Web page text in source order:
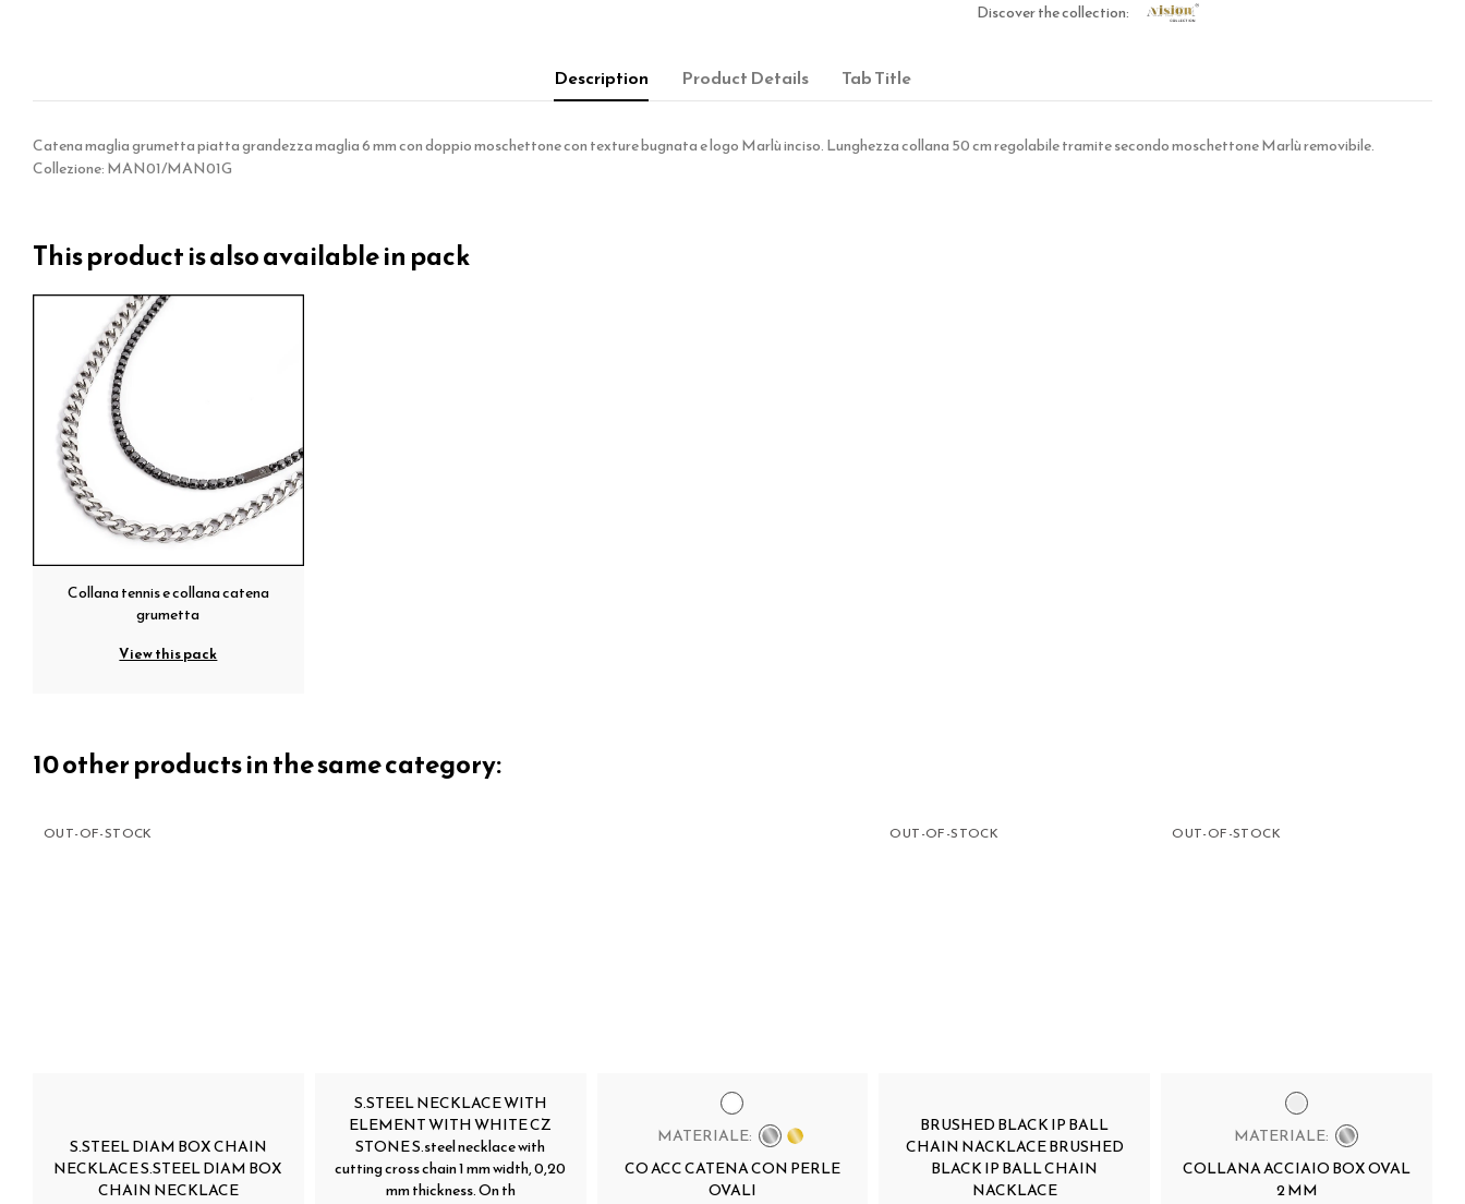
Discover the collection:
Description Product Details Tab Title
Catena maglia grumetta piatta grandezza maglia 6 mm con doppio moschettone con texture bugnata e logo Marlù inciso. Lunghezza collana 50 cm regolabile tramite secondo moschettone Marlù removibile.
Collezione: MAN01/MAN01G
This product is also available in pack
Collana tennis e collana catena
grumetta
View this pack
10 other products in the same category:
OUT-OF-STOCK
S.STEEL DIAM BOX CHAIN
NECKLACE S.STEEL DIAM BOX
CHAIN NECKLACE
S.STEEL NECKLACE WITH
ELEMENT WITH WHITE CZ
STONE S.steel necklace with
cutting cross chain 1 mm width, 0,20
mm thickness. On th
MATERIALE:
CO ACC CATENA CON PERLE
OVALI
OUT-OF-STOCK
BRUSHED BLACK IP BALL
CHAIN NACKLACE BRUSHED
BLACK IP BALL CHAIN
NACKLACE
OUT-OF-STOCK
MATERIALE:
COLLANA ACCIAIO BOX OVAL
2 MM